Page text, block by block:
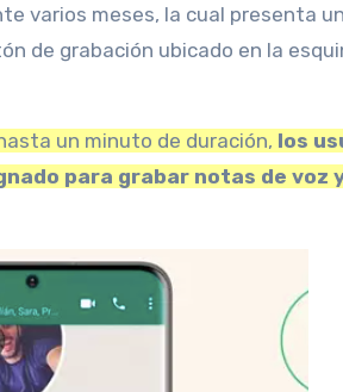
varios meses, la cual presenta
de grabación ubicado en la
un minuto de duración, los
para grabar notas de voz